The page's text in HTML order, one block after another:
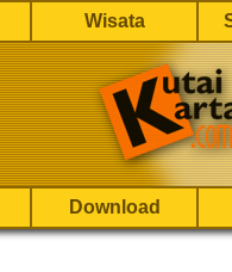
Wisata
Download